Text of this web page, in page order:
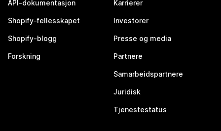
API-dokumentasjon
Shopify-fellesskapet
Shopify-blogg
Forskning
Karrierer
Investorer
Presse og media
Partnere
Samarbeidspartnere
Juridisk
Tjenestestatus